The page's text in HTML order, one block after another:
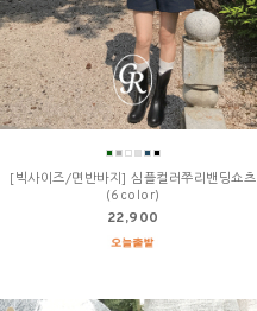
[빅사이즈/면반바지] 심플컬러쭈리밴딩쇼츠
(6color)
22,900